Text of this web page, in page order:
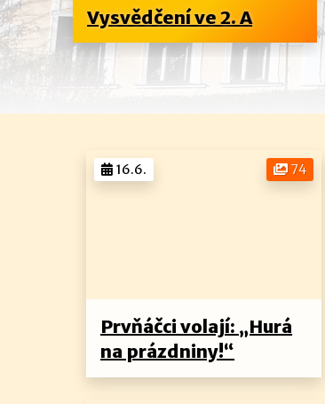
Vysvědčení ve 2. A
Prvňáčci volají: „Hurá
na prázdniny!“
74
16.6.